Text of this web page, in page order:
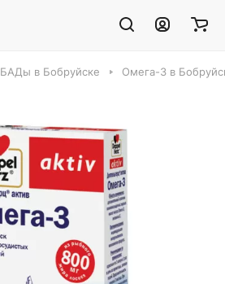
БАДы в Бобруйске Омега-3 в